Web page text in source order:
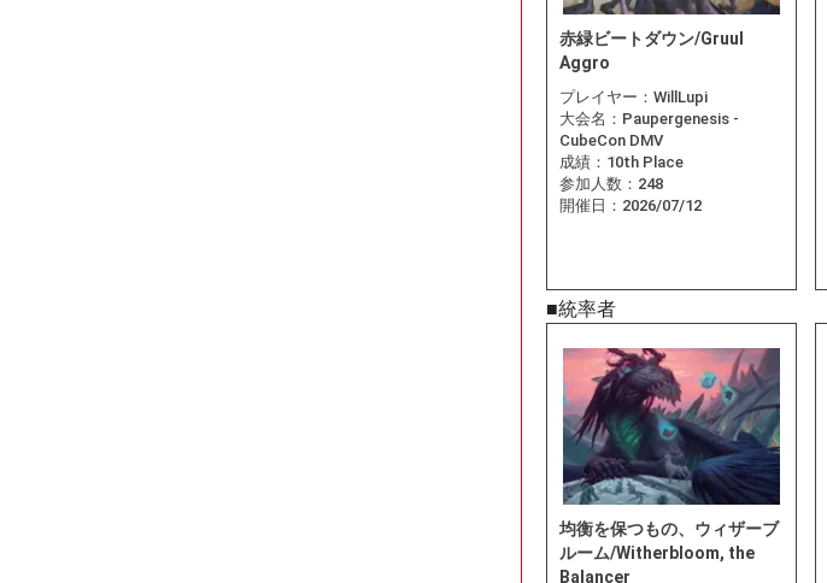
赤緑ビートダウン/Gruul
Aggro
プレイヤー： WillLupi
大会名： Paupergenesis -
CubeCon DMV
成績： 10th Place
参加人数： 248
開催日： 2026/07/12
■統率者
均衡を保つもの、ウィザーブ
ルーム/Witherbloom, the
Balancer